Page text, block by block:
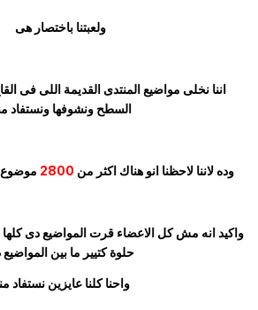
ولعبتنا باختصار هى
اننا نخلى مواضيع المنتدى القديمة اللى فى
السطح ونشوفها ونستفاد
وده لاننا لاحظنا انو هناك اكثر من2800موضوع
واكيد انه مش كل الاعضاء قرت المواضيع دى
حلوة كتيير ما بين المواضيع
واحنا كلنا عايزين نستفاد